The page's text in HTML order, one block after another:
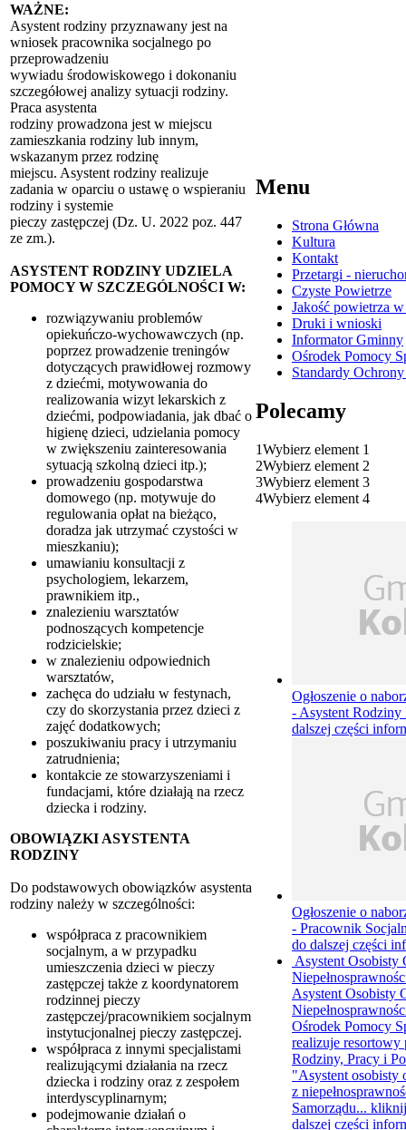
WAŻNE:
Asystent rodziny przyznawany jest na
wniosek pracownika socjalnego po
przeprowadzeniu
wywiadu środowiskowego i dokonaniu
szczegółowej analizy sytuacji rodziny.
Praca asystenta
rodziny prowadzona jest w miejscu
zamieszkania rodziny lub innym,
wskazanym przez rodzinę
miejscu. Asystent rodziny realizuje
zadania w oparciu o ustawę o wspieraniu
rodziny i systemie
pieczy zastępczej (Dz. U. 2022 poz. 447
ze zm.).
ASYSTENT RODZINY UDZIELA
POMOCY W SZCZEGÓLNOŚCI W:
rozwiązywaniu problemów
opiekuńczo-wychowawczych (np.
poprzez prowadzenie treningów
dotyczących prawidłowej rozmowy
z dziećmi, motywowania do
realizowania wizyt lekarskich z
dziećmi, podpowiadania, jak dbać o
higienę dzieci, udzielania pomocy
w zwiększeniu zainteresowania
sytuacją szkolną dzieci itp.);
prowadzeniu gospodarstwa
domowego (np. motywuje do
regulowania opłat na bieżąco,
doradza jak utrzymać czystości w
mieszkaniu);
umawianiu konsultacji z
psychologiem, lekarzem,
prawnikiem itp.,
znalezieniu warsztatów
podnoszących kompetencje
rodzicielskie;
w znalezieniu odpowiednich
warsztatów,
zachęca do udziału w festynach,
czy do skorzystania przez dzieci z
zajęć dodatkowych;
poszukiwaniu pracy i utrzymaniu
zatrudnienia;
kontakcie ze stowarzyszeniami i
fundacjami, które działają na rzecz
dziecka i rodziny.
OBOWIĄZKI ASYSTENTA
RODZINY
Do podstawowych obowiązków asystenta
rodziny należy w szczególności:
współpraca z pracownikiem
socjalnym, a w przypadku
umieszczenia dzieci w pieczy
zastępczej także z koordynatorem
rodzinnej pieczy
zastępczej/pracownikiem socjalnym
instytucjonalnej pieczy zastępczej.
współpraca z innymi specjalistami
realizującymi działania na rzecz
dziecka i rodziny oraz z zespołem
interdyscyplinarnym;
podejmowanie działań o
Menu
Strona Główna
Kultura
Kontakt
Przetargi -
Czyste Powietrze
Jakość powietrza
Druki i wnioski
Informator Gminny
Ośrodek Pomocy
Standardy
Polecamy
1Wybierz element 1
2Wybierz element 2
3Wybierz element 3
4Wybierz element 4
Ogłoszenie o
- Asystent Rodziny
dalszej części
Ogłoszenie o
- Pracownik
do dalszej części
Asystent Osobisty
Asystent Osobisty
Ośrodek Pomocy
realizuje resortowy
Rodziny, Pracy i
"Asystent osobisty
z
Samorządu...
dalszej części